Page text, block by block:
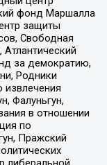
фонд Маршалла
защиты
Свободная
за демократию,
Родники
извлечения
Фалуньгун,
в отношении
по
Пражский